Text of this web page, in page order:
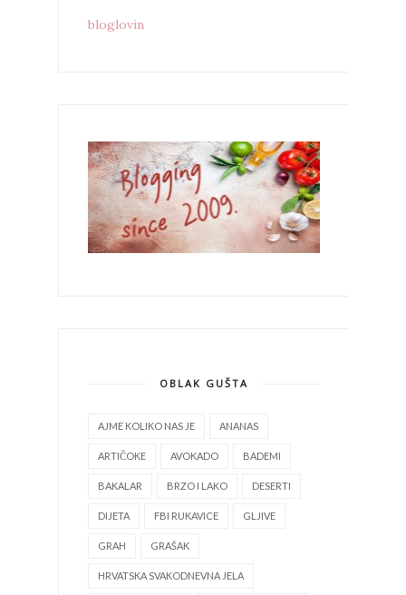
bloglovin
OBLAK GUŠTA
AJME KOLIKO NAS JE ANANAS
ARTIČOKE AVOKADO BADEMI
BAKALAR BRZO I LAKO DESERTI
DIJETA FBI RUKAVICE GLJIVE
GRAH GRAŠAK
HRVATSKA SVAKODNEVNA JELA